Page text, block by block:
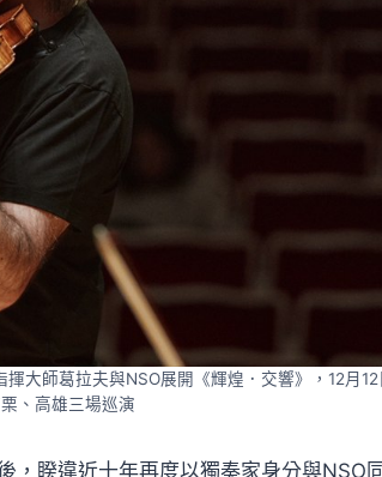
大師葛拉夫與NSO展開《輝煌．交響》，12月12
、高雄三場巡演
，睽違近十年再度以獨奏家身分與NSO